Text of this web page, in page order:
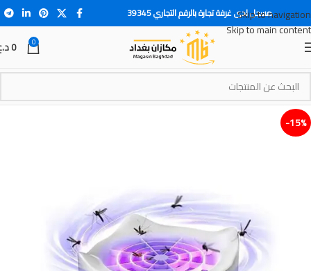
Skip to navigation
Skip to main content
مسجل لدى غرفة تجارة بالرقم التجاري 39345
0
0
15%-